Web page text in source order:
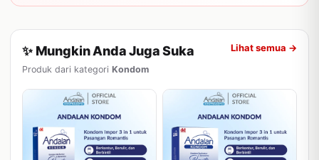
✨ Mungkin Anda Juga Suka
Produk dari kategori Kondom
Lihat semua →